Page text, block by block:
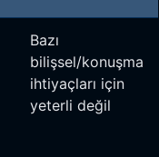
Bazı
bilişsel/konuşma
ihtiyaçları için
yeterli değil